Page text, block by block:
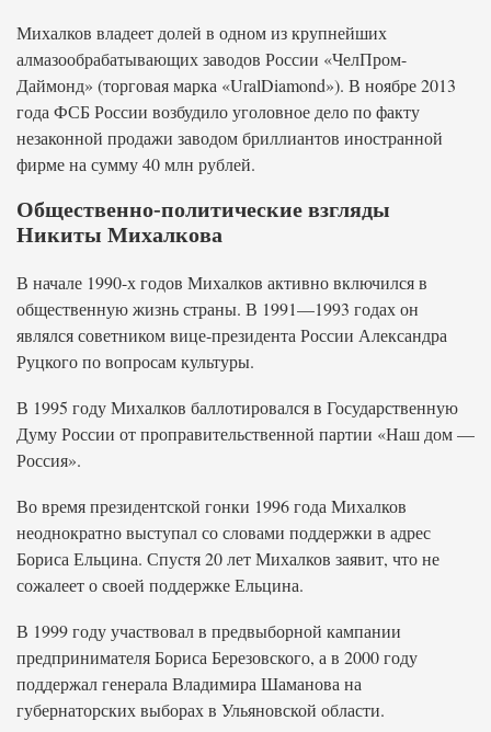
Михалков владеет долей в одном из крупнейших
алмазообрабатывающих заводов России «ЧелПром-
Даймонд» (торговая марка «UralDiamond»). В ноябре 2013
года ФСБ России возбудило уголовное дело по факту
незаконной продажи заводом бриллиантов иностранной
фирме на сумму 40 млн рублей.
Общественно-политические взгляды
Никиты Михалкова
В начале 1990-х годов Михалков активно включился в
общественную жизнь страны. В 1991—1993 годах он
являлся советником вице-президента России Александра
Руцкого по вопросам культуры.
В 1995 году Михалков баллотировался в Государственную
Думу России от проправительственной партии «Наш дом —
Россия».
Во время президентской гонки 1996 года Михалков
неоднократно выступал со словами поддержки в адрес
Бориса Ельцина. Спустя 20 лет Михалков заявит, что не
сожалеет о своей поддержке Ельцина.
В 1999 году участвовал в предвыборной кампании
предпринимателя Бориса Березовского, а в 2000 году
поддержал генерала Владимира Шаманова на
губернаторских выборах в Ульяновской области.